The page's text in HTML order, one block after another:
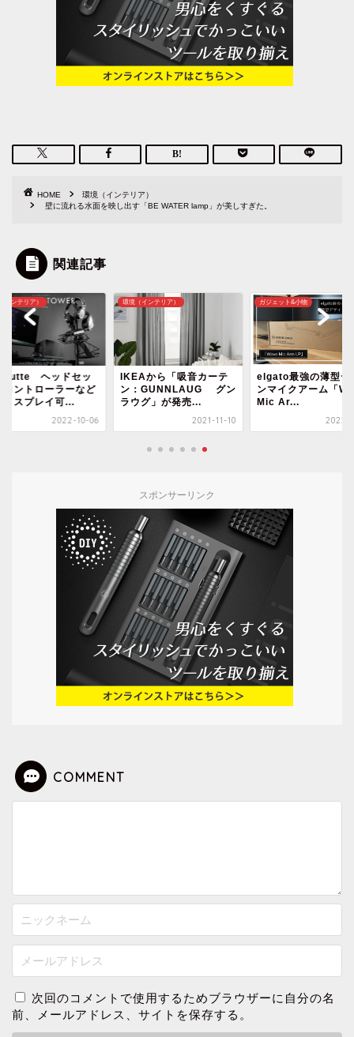
HOME
環境（インテリア）
壁に流れる水面を映し出す「BE WATER lamp」が美しすぎた。
関連記事
インテリア）
ヘッドセッ
コントローラーなど
ィスプレイ可...
2022-10-06
環境（インテリア）
IKEAから「吸音カーテ
ン：GUNNLAUG グン
ラウグ」が発売...
2021-11-10
ガジェット&小物
elgato最強の薄型デ
ンマイクアーム「
Mic Ar...
2022-
スポンサーリンク
COMMENT
次回のコメントで使用するためブラウザーに自分の名
前、メールアドレス、サイトを保存する。